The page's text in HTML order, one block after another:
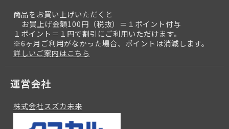
商品をお買い上げいただくと
お買上げ金額100円（税抜）＝１ポイント付与
１ポイント＝１円で割引にご利用いただけます。
※6ヶ月ご利用がなかった場合、ポイントは消滅します。
詳しいご案内はこちら
運営会社
株式会社スズカ未来